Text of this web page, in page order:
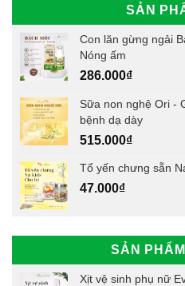
SẢN
Con lăn gừng ngải
Nóng ấm
286.000₫
Sữa non nghệ Ori -
bệnh dạ dày
515.000₫
Tổ yến chưng sẵn
47.000₫
SẢN
Xịt vệ sinh phụ nữ